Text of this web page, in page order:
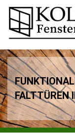
FALTTÜREN